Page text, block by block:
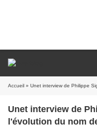
Accueil » Unet interview de Philippe
Unet interview de
l'évolution du nom